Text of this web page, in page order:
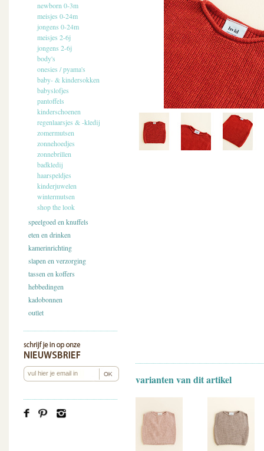
newborn 0-3m
meisjes 0-24m
jongens 0-24m
meisjes 2-6j
jongens 2-6j
body's
onesies / pyama's
baby- & kindersokken
babyslofjes
pantoffels
kinderschoenen
regenlaarsjes & -kledij
zomermutsen
zonnehoedjes
zonnebrillen
badkledij
haarspeldjes
kinderjuwelen
wintermutsen
shop the look
speelgoed en knuffels
eten en drinken
kamerinrichting
slapen en verzorging
tassen en koffers
hebbedingen
kadobonnen
outlet
varianten van dit artikel